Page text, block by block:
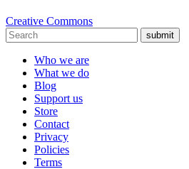
Creative Commons
submit
Who we are
What we do
Blog
Support us
Store
Contact
Privacy
Policies
Terms